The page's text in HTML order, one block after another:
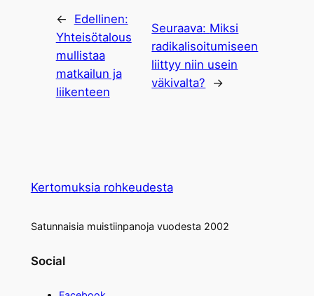
←
Edellinen:
Yhteisötalous
mullistaa
matkailun ja
liikenteen
Seuraava: Miksi
radikalisoitumiseen
liittyy niin usein
väkivalta?
→
Kertomuksia rohkeudesta
Satunnaisia muistiinpanoja vuodesta 2002
Social